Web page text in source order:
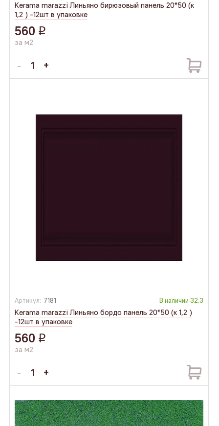
Kerama marazzi Линьяно бирюзовый панель 20*50 (к
1,2 ) -12шт в упаковке
560 q
за м2
Артикул: 7181 В наличии 32.3
Kerama marazzi Линьяно бордо панель 20*50 (к 1,2 )
-12шт в упаковке
560 q
за м2